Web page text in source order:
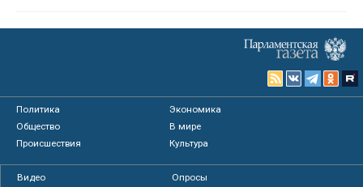
Политика
Экономика
Общество
В мире
Происшествия
Культура
Видео
Опросы